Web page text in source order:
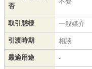
否
取引態様 一般媒介
引渡時期 相談
最適用途 -